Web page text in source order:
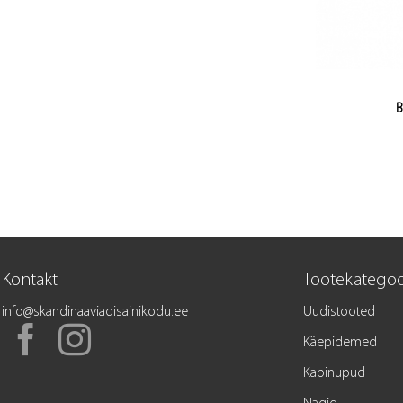
Kontakt
info@skandinaaviadisainikodu.ee Uudistooted
Käepidemed
Kapinupud